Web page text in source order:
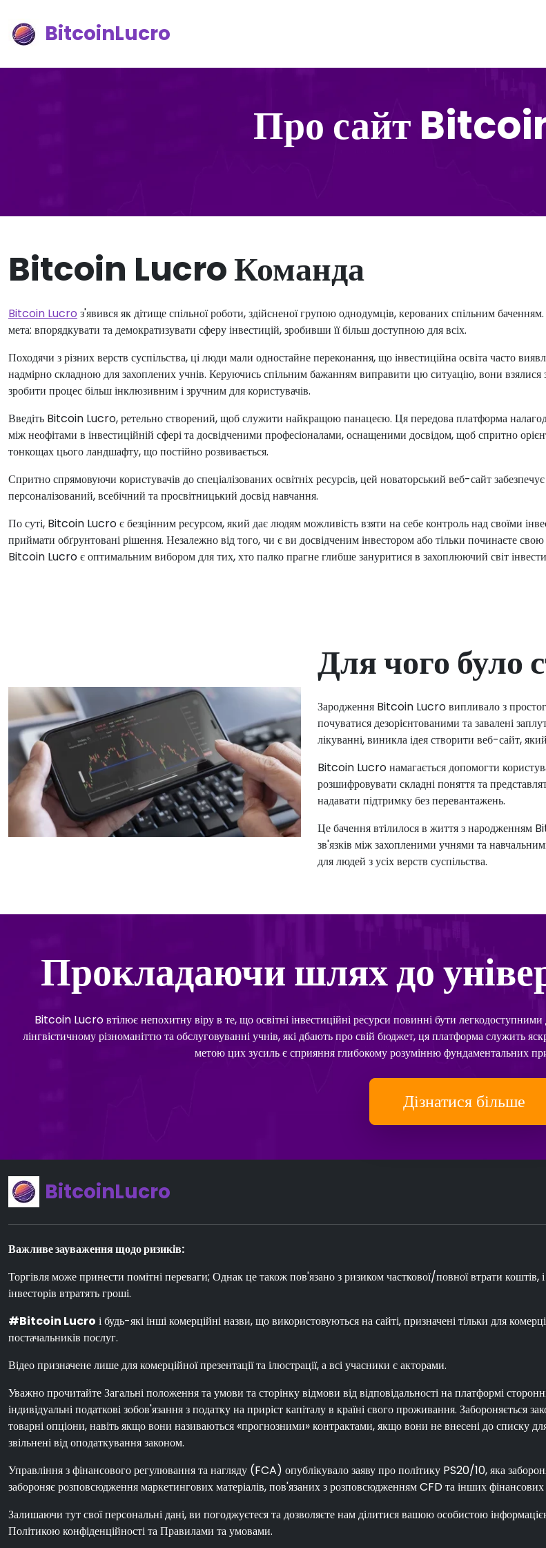
BitcoinLucro
Про сайт
Bitcoin Lucro Команда
Bitcoin Lucro з'явився як дітище спільної роботи, здійсненої групою однодумців, керованих спільним
мета: впорядкувати та демократизувати сферу інвестицій, зробивши її більш доступною для всіх.
Походячи з різних верств суспільства, ці люди мали одностайне переконання, що інвестиційна освіта часто
надмірно складною для захоплених учнів. Керуючись спільним бажанням виправити цю ситуацію, вони взялися
зробити процес більш інклюзивним і зручним для користувачів.
Введіть Bitcoin Lucro, ретельно створений, щоб служити найкращою панацеєю. Ця передова платформа
між неофітами в інвестиційній сфері та досвідченими професіоналами, оснащеними досвідом, щоб спритно
тонкощах цього ландшафту, що постійно розвивається.
Спритно спрямовуючи користувачів до спеціалізованих освітніх ресурсів, цей новаторський веб-сайт забезпечує
персоналізований, всебічний та просвітницький досвід навчання.
По суті, Bitcoin Lucro є безцінним ресурсом, який дає людям можливість взяти на себе контроль над своїми
приймати обґрунтовані рішення. Незалежно від того, чи є ви досвідченим інвестором або тільки починаєте
Bitcoin Lucro є оптимальним вибором для тих, хто палко прагне глибше зануритися в захоплюючий світ
Для чого
Зародження Bitcoin Lucro випливало з простого
почуватися дезорієнтованими та завалені
лікуванні, виникла ідея створити веб-сайт,
Bitcoin Lucro намагається допомогти
розшифровувати складні поняття та
надавати підтримку без перевантажень.
Це бачення втілилося в життя з народженням
зв'язків між захопленими учнями та
для людей з усіх верств суспільства.
Прокладаючи шлях до
Bitcoin Lucro втілює непохитну віру в те, що освітні інвестиційні ресурси повинні бути
лінгвістичному різноманіттю та обслуговуванні учнів, які дбають про свій бюджет, ця платформа служить
метою цих зусиль є сприяння глибокому розумінню фундаментальних
Дізнатися більше
BitcoinLucro
Важливе зауваження щодо ризиків:
Торгівля може принести помітні переваги; Однак це також пов'язано з ризиком часткової/повної втрати коштів,
інвесторів втратять гроші.
#Bitcoin Lucro і будь-які інші комерційні назви, що використовуються на сайті, призначені тільки для
постачальників послуг.
Відео призначене лише для комерційної презентації та ілюстрації, а всі учасники є акторами.
Уважно прочитайте Загальні положення та умови та сторінку відмови від відповідальності на платформі
індивідуальні податкові зобов'язання з податку на приріст капіталу в країні свого проживання.
товарні опціони, навіть якщо вони називаються «прогнозними» контрактами, якщо вони не внесені до списку
звільнені від оподаткування законом.
Управління з фінансового регулювання та нагляду (FCA) опублікувало заяву про політику PS20/10, яка
забороняє розповсюдження маркетингових матеріалів, пов'язаних з розповсюдженням CFD та інших
Залишаючи тут свої персональні дані, ви погоджуєтеся та дозволяєте нам ділитися вашою особистою
Політикою конфіденційності та Правилами та умовами.